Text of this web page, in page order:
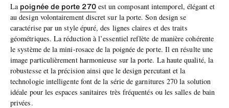
La poignée de porte 270est un composant intemporel, élégant et
au design volontairement discret sur la porte. Son design se
caractérise par un style épuré, des lignes claires et des traits
géométriques. La réduction à l’essentiel reflète de manière cohérente
le système de la mini-rosace de la poignée de porte. Il en résulte une
image particulièrement harmonieuse sur la porte. La haute qualité, la
robustesse et la précision ainsi que le design percutant et la
technologie intelligente font de la série de garnitures 270 la solution
idéale pour les espaces sanitaires très fréquentés ou les salles de bain
privées.